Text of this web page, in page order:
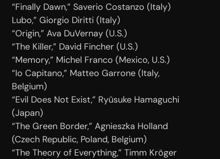
“Finally Dawn,” Saverio Costanzo (Italy)
Lubo,” Giorgio Diritti (Italy)
“Origin,” Ava DuVernay (U.S.)
“The Killer,” David Fincher (U.S.)
“Memory,” Michel Franco (Mexico, U.S.)
“Io Capitano,” Matteo Garrone (Italy,
Belgium)
“Evil Does Not Exist,” Ryûsuke Hamaguchi
(Japan)
“The Green Border,” Agnieszka Holland
(Czech Republic, Poland, Belgium)
“The Theory of Everything,” Timm Kröger